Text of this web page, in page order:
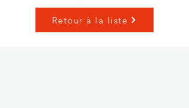
Retour à la liste